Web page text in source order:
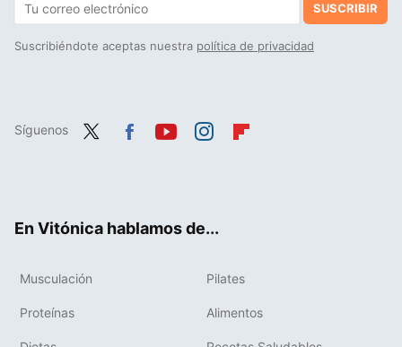
SUSCRIBIR
Suscribiéndote aceptas nuestra política de privacidad
Síguenos
En Vitónica hablamos de...
Musculación Pilates
Proteínas Alimentos